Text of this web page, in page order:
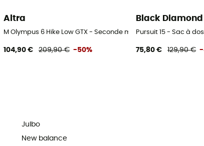
Altra
M Olympus 6 Hike Low GTX - Seconde main Chaussures
104,90 € 209,90 € -50%
Black Diamond
Pursuit 15 - Sac à
75,80 € 129,90 € -
Julbo
New balance